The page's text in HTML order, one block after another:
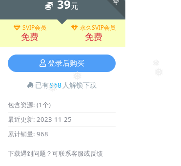
❅
❅
39元
SVIP会员
免费
永久SVIP会员
免费
登录后购买
已有968 人解锁下载
包含资源: (1个)
最近更新: 2023-11-25
累计销量: 968
下载遇到问题？可联系客服或反馈